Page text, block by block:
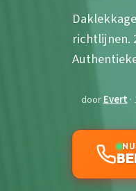
richtlijnen.
doorEvert